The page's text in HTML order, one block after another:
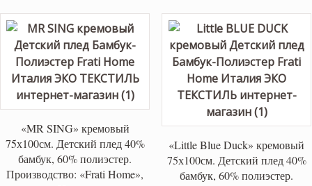
«MR SING» кремовый
75х100см. Детский плед 40%
бамбук, 60% полиэстер.
Производство: «Frati Home»,
«Little Blue Duck» кремовый
75х100см. Детский плед 40%
бамбук, 60% полиэстер.